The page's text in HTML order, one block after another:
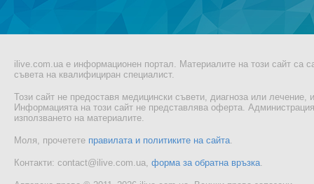
ilive.com.ua е информационен портал. Материалите на този сайт са
съвета на квалифициран специалист.
Този сайт не предоставя медицински съвети, диагноза или лечение,
Информацията на този сайт не представлява оферта.
използването на материалите.
Моля, прочетете правилата и политиките на сайта.
Контакти: contact@ilive.com.ua, форма за обратна връзка.